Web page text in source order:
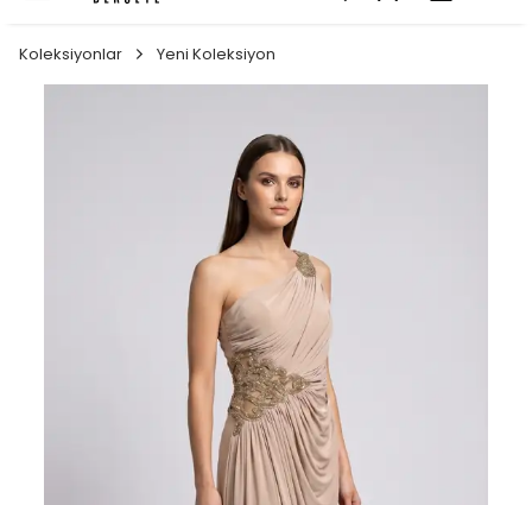
Koleksiyonlar Yeni Koleksiyon